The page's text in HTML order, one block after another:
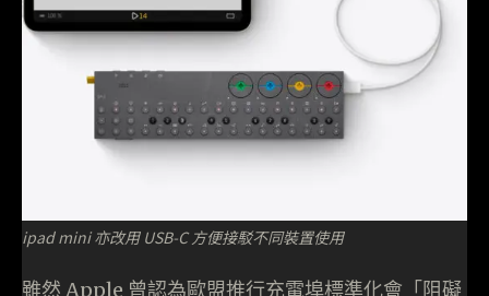
ipad mini 亦改用 USB-C 方便接駁不同裝置使用
雖然 Apple 曾認為歐盟推行充電埠標準化會「阻礙